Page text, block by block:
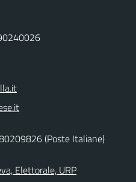
(Poste Italiane)
Elettorale, URP